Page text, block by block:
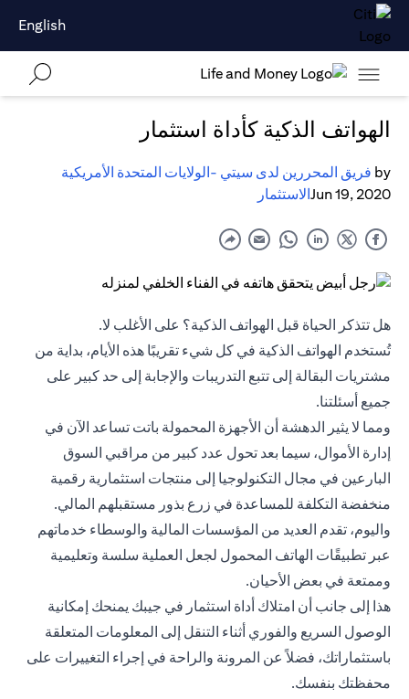
English
الهواتف الذكية كأداة استثمار
by فريق المحررين لدى سيتي -الولايات المتحدة الأمريكية
Jun 19, 2020الاستثمار
هل تتذكر الحياة قبل الهواتف الذكية؟ على الأغلب لا.
تُستخدم الهواتف الذكية في كل شيء تقريبًا هذه الأيام، بداية من
مشتريات البقالة إلى تتبع التدريبات والإجابة إلى حد كبير على
جميع أسئلتنا.
ومما لا يثير الدهشة أن الأجهزة المحمولة باتت تساعد الآن في
إدارة الأموال، سيما بعد تحول عدد كبير من مراقبي السوق
البارعين في مجال التكنولوجيا إلى منتجات استثمارية رقمية
منخفضة التكلفة للمساعدة في زرع بذور مستقبلهم المالي.
واليوم، تقدم العديد من المؤسسات المالية والوسطاء خدماتهم
عبر تطبيقًات الهاتف المحمول لجعل العملية سلسة وتعليمية
وممتعة في بعض الأحيان.
هذا إلى جانب أن امتلاك أداة استثمار في جيبك يمنحك إمكانية
الوصول السريع والفوري أثناء التنقل إلى المعلومات المتعلقة
باستثماراتك، فضلاً عن المرونة والراحة في إجراء التغييرات على
محفظتك بنفسك.